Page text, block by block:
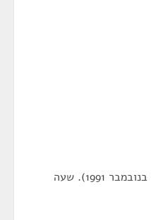
יום רביעי. כי בכסלו התשנ"ב (27 בנובמבר 1991). שעה